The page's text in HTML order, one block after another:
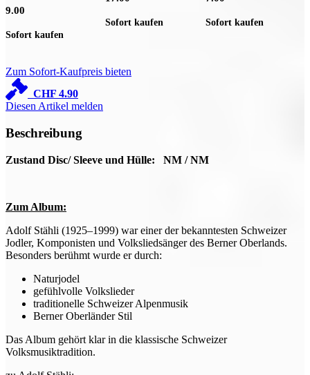
9.00
Sofort kaufen
Sofort kaufen Sofort kaufen
Zum Sofort-Kaufpreis bieten
CHF 4.90
Diesen Artikel melden
Beschreibung
Zustand Disc/ Sleeve und Hülle: NM / NM
Zum Album:
Adolf Stähli (1925–1999) war einer der bekanntesten Schweizer
Jodler, Komponisten und Volksliedsänger des Berner Oberlands.
Besonders berühmt wurde er durch:
Naturjodel
gefühlvolle Volkslieder
traditionelle Schweizer Alpenmusik
Berner Oberländer Stil
Das Album gehört klar in die klassische Schweizer
Volksmusiktradition.